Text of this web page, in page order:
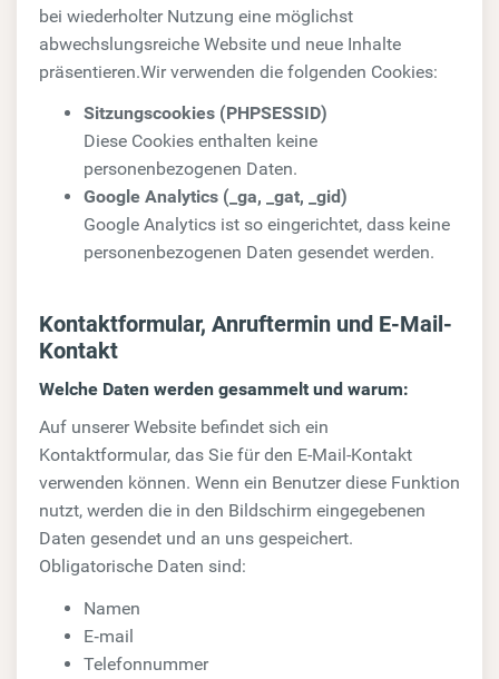
bei wiederholter Nutzung eine möglichst
abwechslungsreiche Website und neue Inhalte
präsentieren.Wir verwenden die folgenden Cookies:
Sitzungscookies (PHPSESSID)
Diese Cookies enthalten keine
personenbezogenen Daten.
Google Analytics (_ga, _gat, _gid)
Google Analytics ist so eingerichtet, dass keine
personenbezogenen Daten gesendet werden.
Kontaktformular, Anruftermin und E-Mail-
Kontakt
Welche Daten werden gesammelt und warum:
Auf unserer Website befindet sich ein
Kontaktformular, das Sie für den E-Mail-Kontakt
verwenden können. Wenn ein Benutzer diese Funktion
nutzt, werden die in den Bildschirm eingegebenen
Daten gesendet und an uns gespeichert.
Obligatorische Daten sind:
Namen
E‑mail
Telefonnummer